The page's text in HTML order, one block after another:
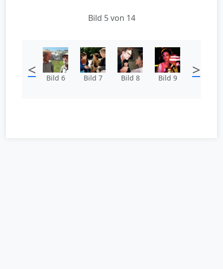
Bild 5 von 14
< Bild 6 Bild 7 Bild 8 Bild 9 >